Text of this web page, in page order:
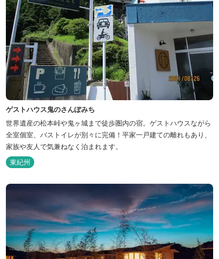
ゲストハウス鬼のさんぽみち
世界遺産の松本峠や鬼ヶ城まで徒歩圏内の宿。ゲストハウスながら
全室個室、バストイレが別々に完備！平家一戸建ての離れもあり、
家族や友人で気兼ねなく泊まれます。
東紀州